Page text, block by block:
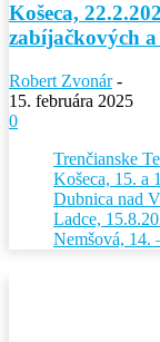
Košeca,
zabíjačkových
Robert Zvonár -
15. februára 2025
0
Trenčianske
Košeca, 15. a
Dubnica nad
Ladce,
Nemšová, 14.